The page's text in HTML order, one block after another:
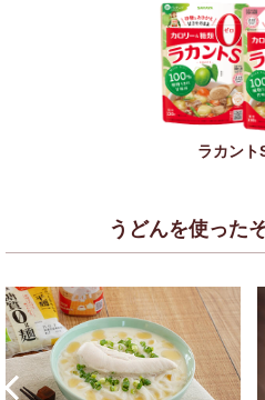
ラカント
うどんを使った